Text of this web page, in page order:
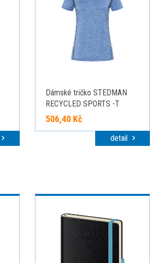
Dámské tričko STEDMAN
RECYCLED SPORTS -T
REFLECT WOMEN, modrý
melír, S
506,40 Kč
detail